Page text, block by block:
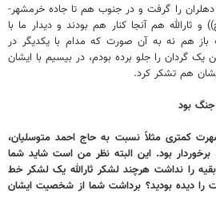
دهلران را گرفت و در جنوب هم تا جاده خرمشهر-
ثارالله هم آنجا کنار هم بودند و دیدار ما با
هم نه به آن صورت که مدام با یکدیگر در
گردان را جلو برده بودم، در بیسیم با ایشان
هم تشکر کرد.
بود
کمتری مثلاً نسبت به حاج احمد متوسلیان،
بود. این البته نظر من است شاید شما
را نداشت هرچند لشکر ثارالله یک لشکر خط
را دیده بودید؟ برداشت شما از شخصیت ایشان